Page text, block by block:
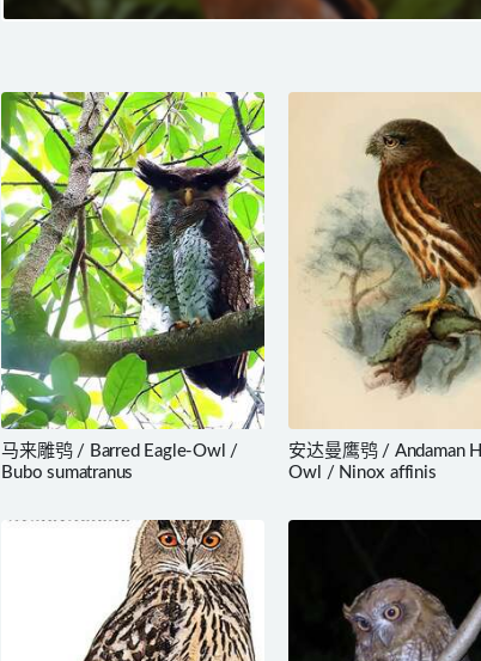
马来雕鸮 / Barred Eagle-Owl /
Bubo sumatranus
安达曼鹰鸮 / Andaman
Owl / Ninox affinis